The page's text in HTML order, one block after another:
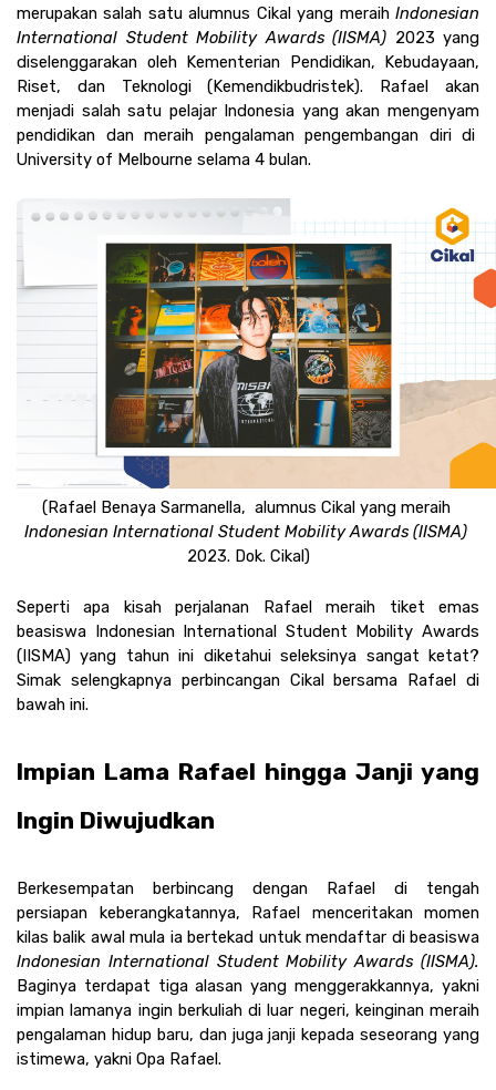
merupakan salah satu alumnus Cikal yang meraih Indonesian
International Student Mobility Awards (IISMA) 2023 yang
diselenggarakan oleh Kementerian Pendidikan, Kebudayaan,
Riset, dan Teknologi (Kemendikbudristek). Rafael akan
menjadi salah satu pelajar Indonesia yang akan mengenyam
pendidikan dan meraih pengalaman pengembangan diri di
University of Melbourne selama 4 bulan.
(Rafael Benaya Sarmanella,  alumnus Cikal yang meraih
2023. Dok. Cikal)
Seperti apa kisah perjalanan Rafael meraih tiket emas
beasiswa Indonesian International Student Mobility Awards
(IISMA) yang tahun ini diketahui seleksinya sangat ketat?
Simak selengkapnya perbincangan Cikal bersama Rafael di
bawah ini.
Impian Lama Rafael hingga Janji yang
Ingin Diwujudkan
Berkesempatan berbincang dengan Rafael di tengah
persiapan keberangkatannya, Rafael menceritakan momen
Baginya terdapat tiga alasan yang menggerakkannya, yakni
impian lamanya ingin berkuliah di luar negeri, keinginan meraih
pengalaman hidup baru, dan juga janji kepada seseorang yang
istimewa, yakni Opa Rafael.